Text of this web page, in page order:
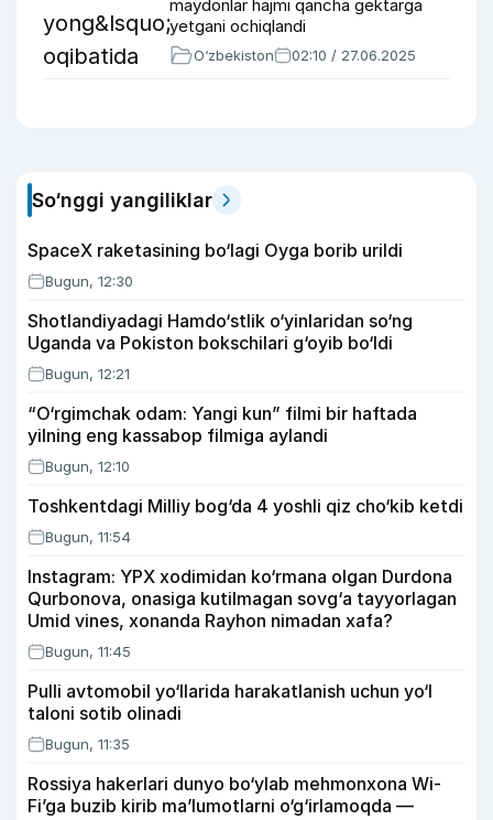
maydonlar hajmi qancha gektarga
yetgani ochiqlandi
O‘zbekiston 02:10 / 27.06.2025
So‘nggi yangiliklar
SpaceX raketasining bo‘lagi Oyga borib urildi
Bugun, 12:30
Shotlandiyadagi Hamdo‘stlik o‘yinlaridan so‘ng
Uganda va Pokiston bokschilari g‘oyib bo‘ldi
Bugun, 12:21
“O‘rgimchak odam: Yangi kun” filmi bir haftada
yilning eng kassabop filmiga aylandi
Bugun, 12:10
Toshkentdagi Milliy bog‘da 4 yoshli qiz cho‘kib ketdi
Bugun, 11:54
Instagram: YPX xodimidan ko‘rmana olgan Durdona
Qurbonova, onasiga kutilmagan sovg‘a tayyorlagan
Umid vines, xonanda Rayhon nimadan xafa?
Bugun, 11:45
Pulli avtomobil yo‘llarida harakatlanish uchun yo‘l
taloni sotib olinadi
Bugun, 11:35
Rossiya hakerlari dunyo bo‘ylab mehmonxona Wi-
Fi’ga buzib kirib ma’lumotlarni o‘g‘irlamoqda —